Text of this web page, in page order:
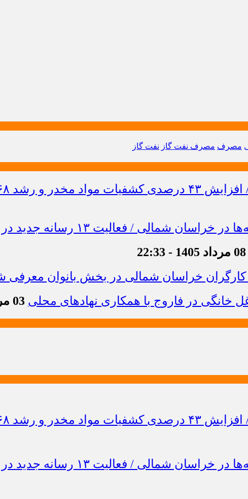
مصرف مصرف نفت گاز نفت گاز
در خراسان شمالی
08 مرداد 1405 - 22:33
کارگران خراسان شمالی در بخش بانوان معرفی
خانگی در فاروج با همکاری نهادهای محلی 03 مرداد 1405 - 13:21
در خراسان شمالی